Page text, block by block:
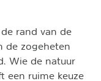
rand van de
de zogeheten
Wie de natuur
een ruime keuze